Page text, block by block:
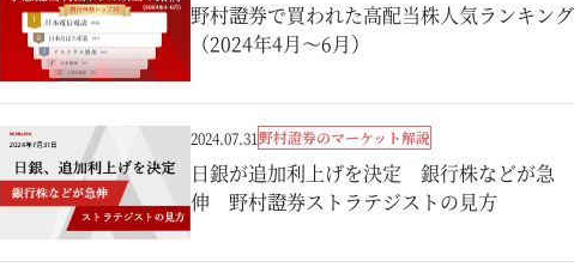
野村證券で買われた高配当株人気ランキング
（2024年4月～6月）
2024.07.31野村證券のマーケット解説
日銀が追加利上げを決定 銀行株などが急
伸 野村證券ストラテジストの見方